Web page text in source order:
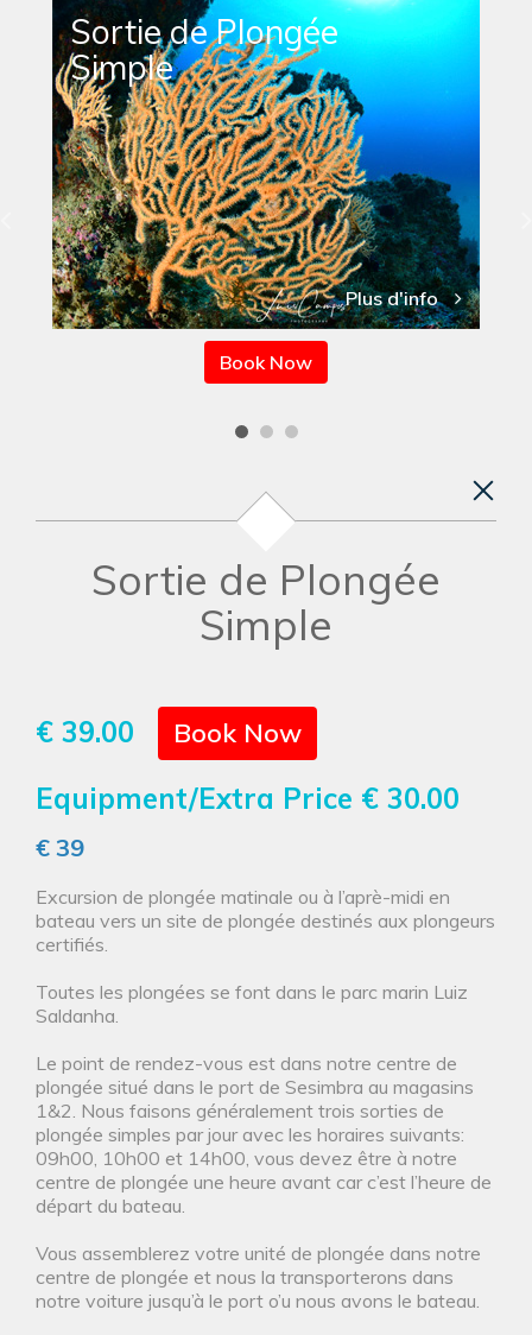
Sortie de Plongée
Simple
Plus d'info
Book Now
Sortie de Plongée
Simple
€ 39.00 Book Now
Equipment/Extra Price € 30.00
€ 39
Excursion de plongée matinale ou à l’aprè-midi en
bateau vers un site de plongée destinés aux plongeurs
certifiés.
Toutes les plongées se font dans le parc marin Luiz
Saldanha.
Le point de rendez-vous est dans notre centre de
plongée situé dans le port de Sesimbra au magasins
1&2. Nous faisons généralement trois sorties de
plongée simples par jour avec les horaires suivants:
09h00, 10h00 et 14h00, vous devez être à notre
centre de plongée une heure avant car c’est l’heure de
départ du bateau.
Vous assemblerez votre unité de plongée dans notre
centre de plongée et nous la transporterons dans
notre voiture jusqu’à le port o’u nous avons le bateau.